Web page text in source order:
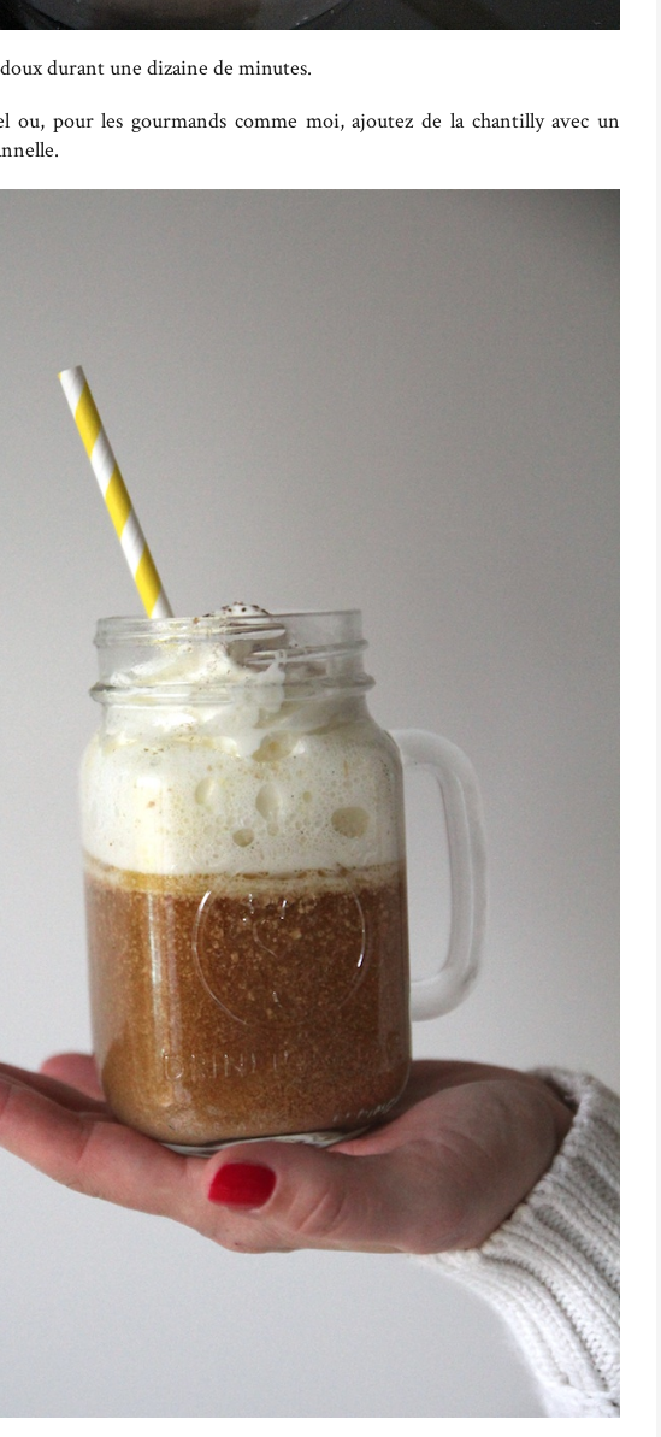
durant une dizaine de minutes.
ou, pour les gourmands comme moi, ajoutez de la chantilly avec un